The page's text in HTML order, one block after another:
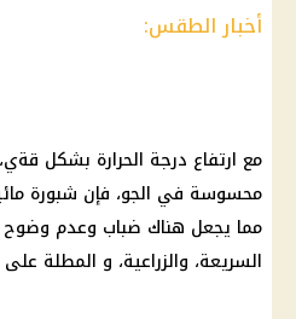
أخبار الطقس:
مع ارتفاع درجة الحرارة بشكل
محسوسة في الجو، فإن شبورة
مما يجعل هناك ضباب وعدم وضوح
السريعة، والزراعية، و المطلة